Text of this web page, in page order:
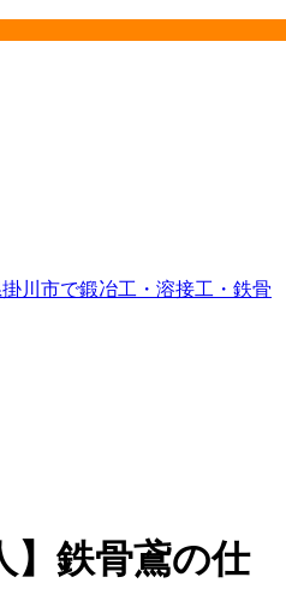
】鉄骨鳶の仕